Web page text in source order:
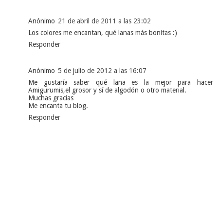
Anónimo 21 de abril de 2011 a las 23:02
Los colores me encantan, qué lanas más bonitas :)
Responder
Anónimo 5 de julio de 2012 a las 16:07
Me gustaría saber qué lana es la mejor para hacer
Amigurumis,el grosor y sí de algodón o otro material.
Muchas gracias
Me encanta tu blog.
Responder